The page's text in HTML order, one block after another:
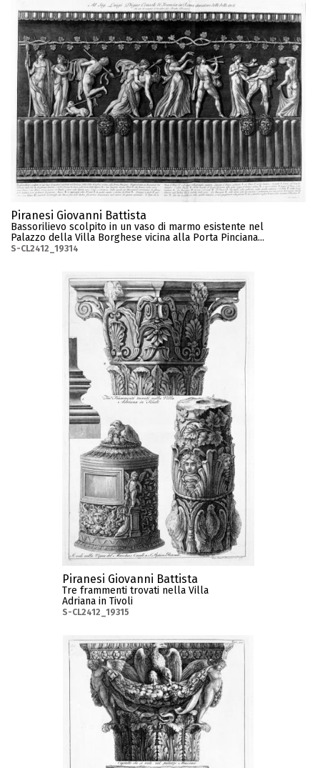
Piranesi Giovanni Battista
Bassorilievo scolpito in un vaso di marmo esistente nel
Palazzo della Villa Borghese vicina alla Porta Pinciana...
S-CL2412_19314
Piranesi Giovanni Battista
Tre frammenti trovati nella Villa
Adriana in Tivoli
S-CL2412_19315